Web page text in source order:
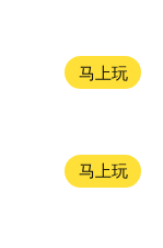
马上玩
马上玩